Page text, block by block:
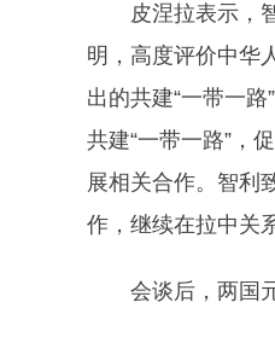
皮涅拉表示，智
明，高度评价中华
出的共建“一带一
共建“一带一路”，
展相关合作。智利
作，继续在拉中关
会谈后，两国元